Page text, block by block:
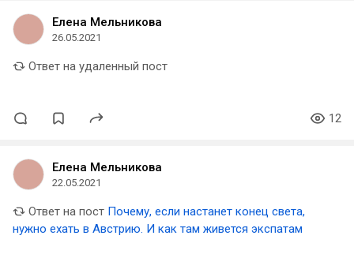
Елена Мельникова
26.05.2021
Ответ на удаленный пост
12
Елена Мельникова
22.05.2021
Ответ на пост Почему, если настанет конец света,
нужно ехать в Австрию. И как там живется экспатам